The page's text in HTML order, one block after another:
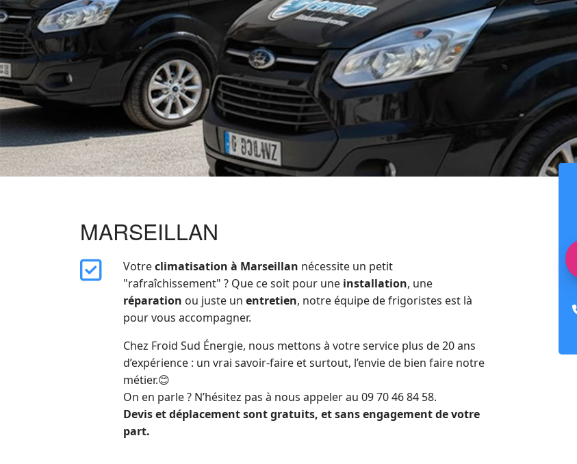
MARSEILLAN
far
fa-
square-
check
Votreclimatisation à Marseillan nécessite un petit
"rafraîchissement" ? Que ce soit pour une installation, une
réparation ou juste unentretien, notre équipe de frigoristes est là
pour vous accompagner.
Chez Froid Sud Énergie, nous mettons à votre service plus de 20 ans
d’expérience : un vrai savoir-faire et surtout, l’envie de bien faire notre
métier.😊
On en parle ? N’hésitez pas à nous appeler au 09 70 46 84 58.
Devis et déplacement sont gratuits, et sans engagement de votre
part.